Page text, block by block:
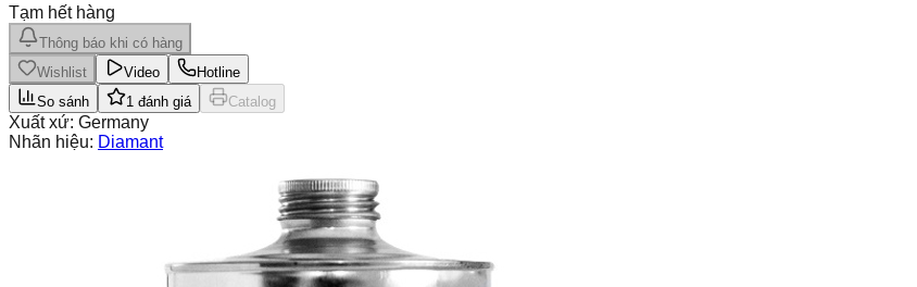
Tạm hết hàng
Thông báo khi có hàng
Wishlist
Video
Hotline
So sánh
1 đánh giá Catalog
Xuất xứ: Germany
Nhãn hiệu: Diamant